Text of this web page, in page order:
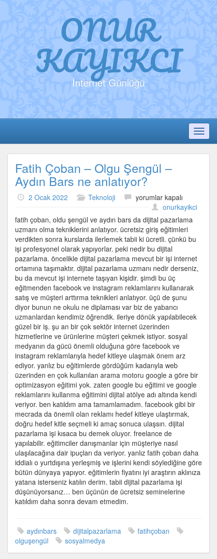
ONUR
KAYIKCI
İnternet Günlüğü
Fatih Çoban – Olgu Şengül –
Aydın Bars ne anlatıyor?
2 Ocak 2022 Teknoloji
Fatih
Çoban
–
Olgu
Şengül
–
Aydın
Bars
ne
anlatıyor?
için
yorumlar kapalı
onurkayikci
fatih çoban, oldu şengül ve aydın bars da dijital pazarlama
uzmanı olma tekniklerini anlatıyor. ücretsiz giriş eğitimleri
verdikten sonra kurslarda ilerlemek tabii ki ücretli. çünkü bu
işi profesyonel olarak yapıyorlar. peki nedir bu dijital
pazarlama. öncelikle dijital pazarlama mevcut bir işi internet
ortamına taşımaktır. dijital pazarlama uzmanı nedir derseniz,
bu da mevcut işi internete taşıyan kişidir. şimdi bu üç
eğitmenden facebook ve instagram reklamlarını kullanarak
satış ve müşteri arttırma teknikleri anlatıyor. üçü de şunu
diyor bunun ne okulu ne diplaması var biz de yabancı
uzmanlardan kendimiz öğrendik. ileriye dönük yapılabilecek
güzel bir iş. şu an bir çok sektör internet üzerinden
hizmetlerine ve ürünlerine müşteri çekmek istiyor. sosyal
medyanın da gücü önemli olduğuna göre facebook ve
instagram reklamlarıyla hedef kitleye ulaşmak önem arz
ediyor. yanlız bu eğitimlerde gördüğüm kadarıyla web
üzerinden en çok kullanılan arama motoru google a göre bir
optimizasyon eğitimi yok. zaten google bu eğitimi ve google
reklamlarını kullanma eğitimini dijital atölye adı altında kendi
veriyor. ben katıldım ama tamamlamadım. facebook gibi bir
mecrada da önemli olan reklamı hedef kitleye ulaştırmak,
doğru hedef kitle seçmeli ki amaç sonuca ulaşsın. dijital
pazarlama işi kısaca bu demek oluyor. freelance de
yapılabilir. eğitimciler danışmanlar için müşteriye nasıl
ulaşılacağına dair ipuçları da veriyor. yanlız fatih çoban daha
iddialı o yurtdışına yerleşmiş ve işlerini kendi söylediğine göre
bütün dünyaya yapıyor. eğitimlerin fiyatını iyi araştırın aklınıza
yatana isterseniz katılın derim. tabii dijital pazarlama işi
düşünüyorsanız… ben üçünün de ücretsiz seminelerine
katıldım daha sonra devam etmedim.
aydınbars dijitalpazarlama
fatihçoban
olguşengül
sosyalmedya